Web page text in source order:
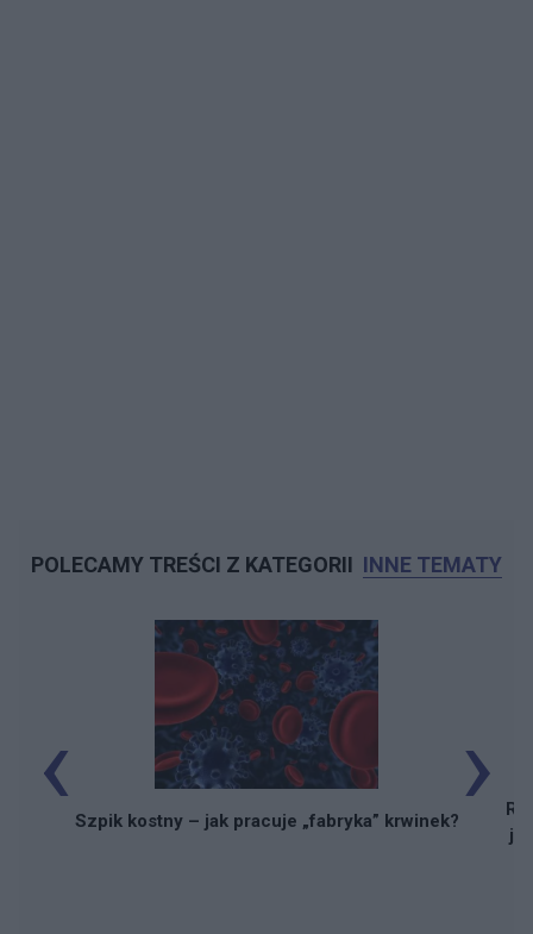
POLECAMY TREŚCI Z KATEGORII INNE TEMATY
Szpik kostny – jak pracuje „fabryka” krwinek?
‹ ›